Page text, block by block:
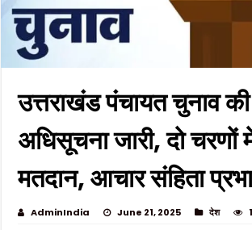
उत्तराखंड पंचायत चुनाव की
अधिसूचना जारी, दो चरणों
मतदान, आचार संहिता
AdminIndia June 21, 2025 देश